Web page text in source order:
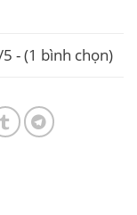
- (1 bình chọn)